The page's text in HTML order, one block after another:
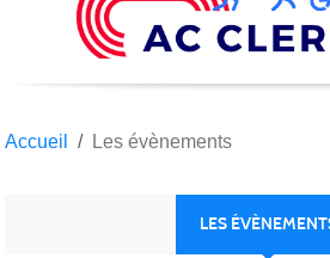
Accueil Les évènements
LES